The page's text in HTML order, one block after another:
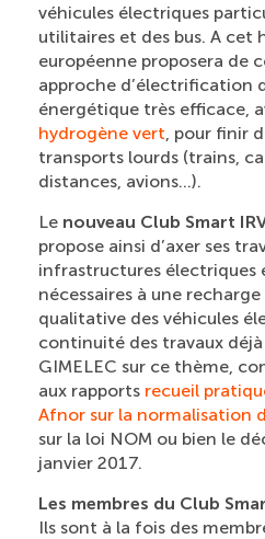
véhicules électriques
utilitaires et des bus. A cet
européenne proposera de
approche d’électrification
énergétique très efficace,
hydrogène vert, pour finir
transports lourds (trains,
distances, avions…).
Le nouveau Club Smart
propose ainsi d’axer ses
infrastructures électriques
nécessaires à une
qualitative des véhicules
continuité des travaux déjà
GIMELEC sur ce thème,
aux rapports recueil
Afnor sur la normalisation
sur la loi NOM ou bien le
janvier 2017.
Les membres du Club
Ils sont à la fois des